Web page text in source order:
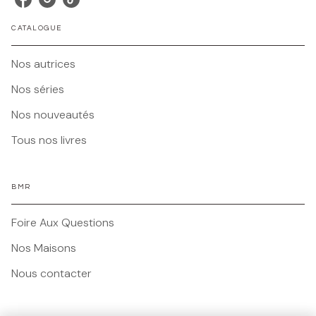
CATALOGUE
Nos autrices
Nos séries
Nos nouveautés
Tous nos livres
BMR
Foire Aux Questions
Nos Maisons
Nous contacter